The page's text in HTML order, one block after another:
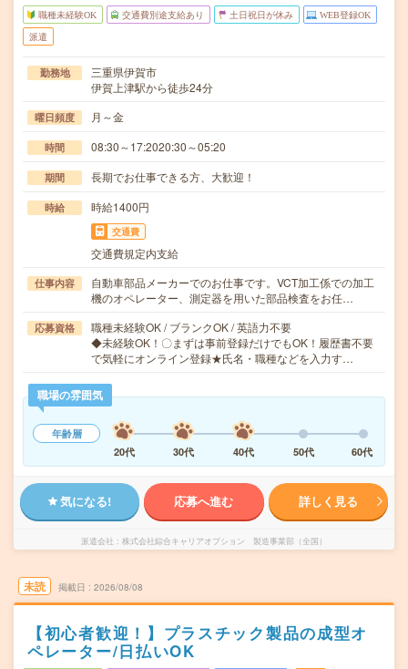
職種未経験OK 交通費別途支給あり 土日祝日が休み WEB登録OK
派遣
勤務地
三重県伊賀市
伊賀上津駅から徒歩24分
曜日頻度 月～金
時間 08:30～17:2020:30～05:20
期間 長期でお仕事できる方、大歓迎！
時給 時給1400円
交通費
交通費規定内支給
仕事内容
自動車部品メーカーでのお仕事です。VCT加工係での加工
機のオペレーター、測定器を用いた部品検査をお任…
応募資格
職種未経験OK / ブランクOK / 英語力不要
◆未経験OK！〇まずは事前登録だけでもOK！履歴書不要
で気軽にオンライン登録★氏名・職種などを入力す…
職場の雰囲気
年齢層
20代
30代 40代 50代 60代
気になる! 応募へ進む 詳しく見る
派遣会社 株式会社綜合キャリアオプション 製造事業部（全国）
未読 掲載日 2026/08/08
【初心者歓迎！】プラスチック製品の成型オ
ペレーター/日払いOK